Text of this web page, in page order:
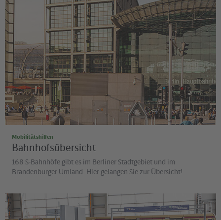
Mobilitätshilfen
Bahnhofsübersicht
168 S-Bahnhöfe gibt es im Berliner Stadtgebiet und im
Brandenburger Umland. Hier gelangen Sie zur Übersicht!
©
David Ulrich